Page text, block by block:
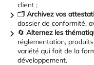
client ;
🗂️ Archivez vos
dossier de conformité,
🔄 Alternez les
réglementation,
variété qui fait de la
développement.